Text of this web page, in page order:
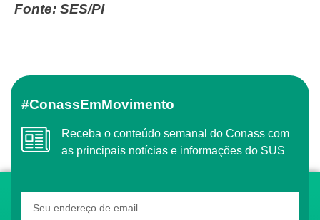
Fonte: SES/PI
#ConassEmMovimento
Receba o conteúdo semanal do Conass com
as principais notícias e informações do SUS